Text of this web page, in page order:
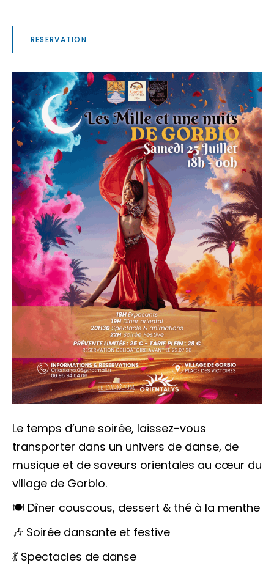
RESERVATION
Le temps d’une soirée, laissez-vous
transporter dans un univers de danse, de
musique et de saveurs orientales au cœur du
village de Gorbio.
🍽️ Dîner couscous, dessert & thé à la menthe
🎶 Soirée dansante et festive
💃 Spectacles de danse